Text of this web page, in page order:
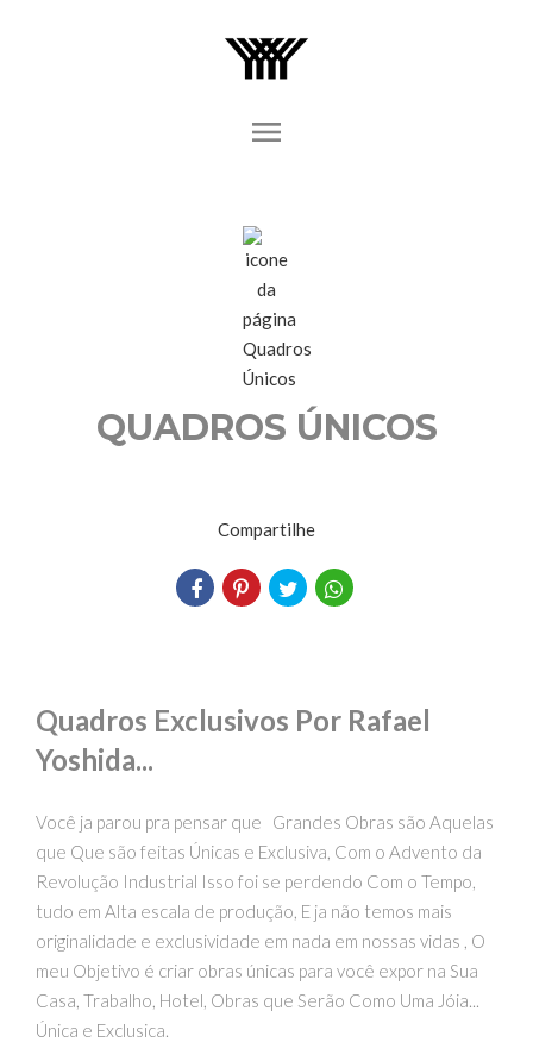
menu
QUADROS ÚNICOS
Compartilhe
Quadros Exclusivos Por Rafael
Yoshida...
Você ja parou pra pensar que Grandes Obras são Aquelas
que Que são feitas Únicas e Exclusiva, Com o Advento da
Revolução Industrial Isso foi se perdendo Com o Tempo,
tudo em Alta escala de produção, E ja não temos mais
originalidade e exclusividade em nada em nossas vidas , O
meu Objetivo é criar obras únicas para você expor na Sua
Casa, Trabalho, Hotel, Obras que Serão Como Uma Jóia...
Única e Exclusica.